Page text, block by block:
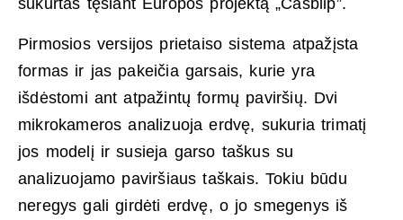
sukurtas tęsiant Europos projektą „Casblip”.
Pirmosios versijos prietaiso sistema atpažįsta
formas ir jas pakeičia garsais, kurie yra
išdėstomi ant atpažintų formų paviršių. Dvi
mikrokameros analizuoja erdvę, sukuria trimatį
jos modelį ir susieja garso taškus su
analizuojamo paviršiaus taškais. Tokiu būdu
neregys gali girdėti erdvę, o jo smegenys iš